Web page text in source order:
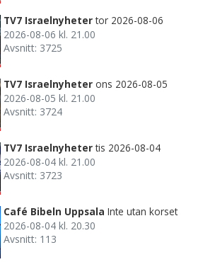
TV7 Israelnyheter tor 2026-08-06
2026-08-06 kl. 21.00
Avsnitt: 3725
TV7 Israelnyheter ons 2026-08-05
2026-08-05 kl. 21.00
Avsnitt: 3724
TV7 Israelnyheter tis 2026-08-04
2026-08-04 kl. 21.00
Avsnitt: 3723
Café Bibeln Uppsala Inte utan korset
2026-08-04 kl. 20.30
Avsnitt: 113